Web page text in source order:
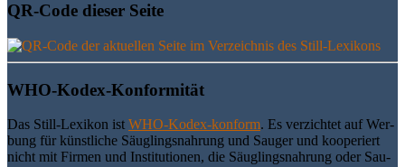
QR-Code die­ser Seite
WHO-Kodex-Kon­for­mi­tät
Das Still-Lexi­kon ist WHO-Kodex-kon­form. Es ver­zich­tet auf Wer­
bung für künst­li­che Säug­lings­nah­rung und Sau­ger und koope­riert
nicht mit Fir­men und Insti­tu­tio­nen, die Säug­lings­nah­rung oder Sau­